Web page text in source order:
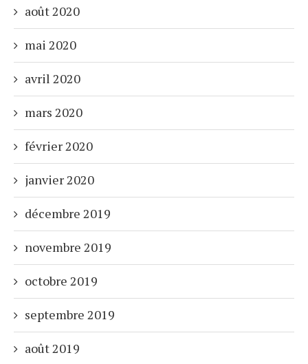
août 2020
mai 2020
avril 2020
mars 2020
février 2020
janvier 2020
décembre 2019
novembre 2019
octobre 2019
septembre 2019
août 2019